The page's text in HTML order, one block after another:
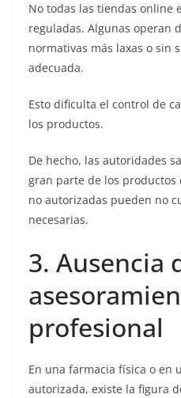
No todas las tiendas online
reguladas. Algunas operan
normativas más laxas o sin
adecuada.
Esto dificulta el control de
los productos.
De hecho, las autoridades
gran parte de los productos
no autorizadas pueden no
necesarias.
3. Ausencia
profesional
En una farmacia física o en
autorizada, existe la figura